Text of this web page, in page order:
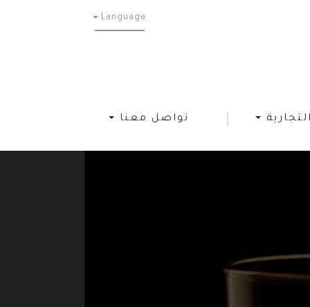
Language
تواصل معنا